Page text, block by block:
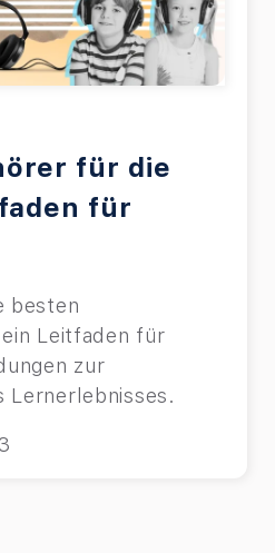
für die
für
besten
Leitfaden für
zur
Lernerlebnisses.